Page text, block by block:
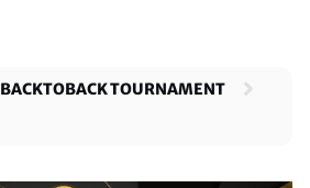
BACKTOBACK TOURNAMENT